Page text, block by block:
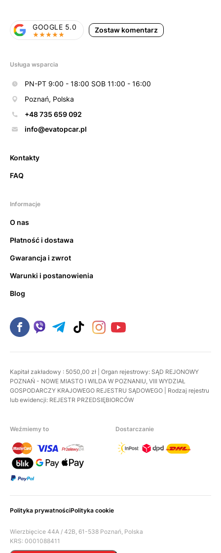
Zostaw komentarz
GOOGLE 5.0
Usługa wsparcia
PN-PT 9:00 - 18:00 SOB 11:00 - 16:00
Poznań, Polska
+48 735 659 092
info@evatopcar.pl
Kontakty
FAQ
Informacje
O nas
Płatność i dostawa
Gwarancja i zwrot
Warunki i postanowienia
Blog
Kapitał zakładowy : 5050,00 zł | Organ rejestrowy: SĄD REJONOWY
POZNAŃ - NOWE MIASTO I WILDA W POZNANIU, VIII WYDZIAŁ
GOSPODARCZY KRAJOWEGO REJESTRU SĄDOWEGO | Rodzaj rejestru
lub ewidencji: REJESTR PRZEDSIĘBIORCÓW
Weźmiemy to Dostarczanie
Polityka prywatnościPolityka cookie
Wierzbięcice 44A / 42B, 61-538 Poznań, Polska
KRS: 0001088411
Nip: 7831898042